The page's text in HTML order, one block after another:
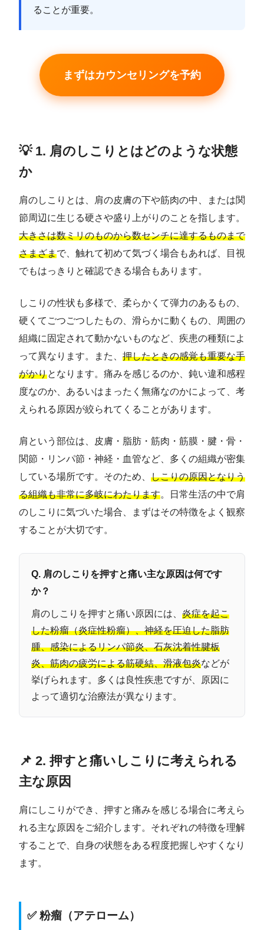
ることが重要。
まずはカウンセリングを予約
💡 1. 肩のしこりとはどのような状態
か
肩のしこりとは、肩の皮膚の下や筋肉の中、または関
節周辺に生じる硬さや盛り上がりのことを指します。
大きさは数ミリのものから数センチに達するものまで
さまざまで、触れて初めて気づく場合もあれば、目視
でもはっきりと確認できる場合もあります。
しこりの性状も多様で、柔らかくて弾力のあるもの、
硬くてごつごつしたもの、滑らかに動くもの、周囲の
組織に固定されて動かないものなど、疾患の種類によ
って異なります。また、 押したときの感覚も重要な手
がかりとなります。痛みを感じるのか、鈍い違和感程
度なのか、あるいはまったく無痛なのかによって、考
えられる原因が絞られてくることがあります。
肩という部位は、皮膚・脂肪・筋肉・筋膜・腱・骨・
関節・リンパ節・神経・血管など、多くの組織が密集
している場所です。そのため、 しこりの原因となりう
る組織も非常に多岐にわたります。日常生活の中で肩
のしこりに気づいた場合、まずはその特徴をよく観察
することが大切です。
Q. 肩のしこりを押すと痛い主な原因は何です
か？
肩のしこりを押すと痛い原因には、 炎症を起こ
した粉瘤（炎症性粉瘤）、神経を圧迫した脂肪
腫、感染によるリンパ節炎、石灰沈着性腱板
炎、筋肉の疲労による筋硬結、滑液包炎などが
挙げられます。多くは良性疾患ですが、原因に
よって適切な治療法が異なります。
📌 2. 押すと痛いしこりに考えられる
主な原因
肩にしこりができ、押すと痛みを感じる場合に考えら
れる主な原因をご紹介します。それぞれの特徴を理解
することで、自身の状態をある程度把握しやすくなり
ます。
✅ 粉瘤（アテローム）